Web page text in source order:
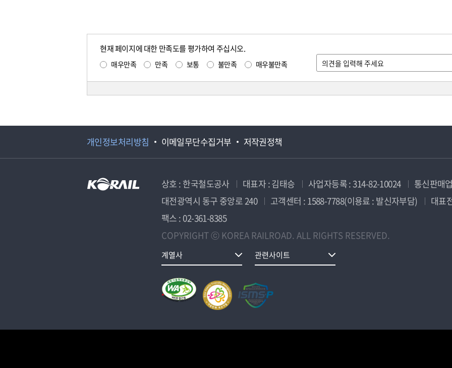
현재 페이지에 대한 만족도를 평가하여 주십시오.
매우만족 만족 보통 불만족 매우불만족
개인정보처리방침 이메일무단수집거부 저작권정책
상호 : 한국철도공사 대표자 : 김태승 사업자등록 : 314-82-10024
통신판매
대전광역시 동구 중앙로 240
고객센터 : 1588-7788(이용료 : 발신자부담)
대표
팩스 : 02-361-8385
COPYRIGHT ⓒ KOREA RAILROAD. ALL RIGHTS RESERVED.
계열사 관련사이트